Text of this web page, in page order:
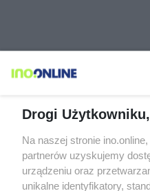
Drogi Użytkowniku,
Na naszej stronie
partnerów uzyskujemy
urządzeniu oraz
unikalne identyfikatory,